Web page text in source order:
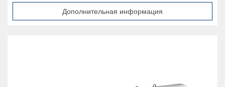
Дополнительная информация